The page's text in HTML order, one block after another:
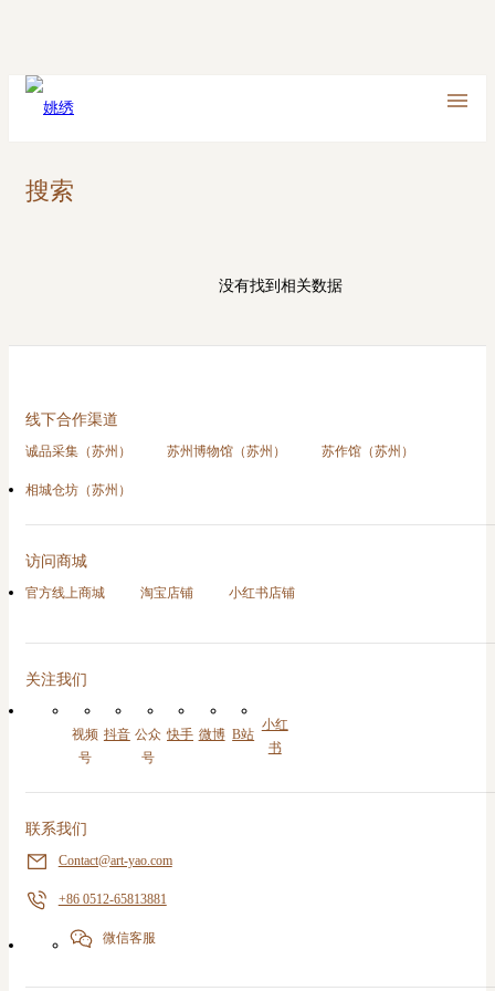
搜索
没有找到相关数据
线下合作渠道
诚品采集（苏州） 苏州博物馆（苏州） 苏作馆（苏州）
相城仓坊（苏州）
访问商城
官方线上商城 淘宝店铺 小红书店铺
关注我们
视频
号
抖音 公众
号
快手 微博 B站
小红
书
联系我们
Contact@art-yao.com
+86 0512-65813881
微信客服